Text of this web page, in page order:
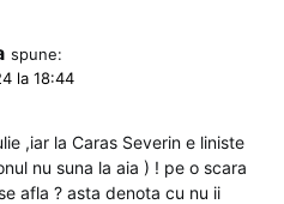
spune:
la 18:44
,iar la Caras Severin e liniste
nu suna la aia ) ! pe o scara
afla ? asta denota cu nu ii